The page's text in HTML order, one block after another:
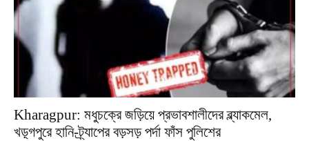
Kharagpur: মধুচক্রে জড়িয়ে প্রভাবশালীদের ব্ল্যাকমেল,
খড়্গপুরে হানি-ট্র্যাপের বড়সড় পর্দা ফাঁস পুলিশের